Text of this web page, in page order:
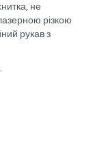
не
різкою
рукав з